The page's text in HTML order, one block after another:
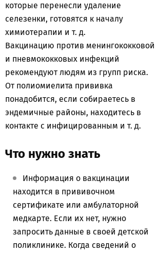
которые перенесли удаление
селезенки, готовятся к началу
химиотерапии и т. д.
Вакцинацию против менингококковой
и пневмококковых инфекций
рекомендуют людям из групп риска.
От полиомиелита прививка
понадобится, если собираетесь в
эндемичные районы, находитесь в
контакте с инфицированным и т. д.
Что нужно знать
Информация о вакцинации
находится в прививочном
сертификате или амбулаторной
медкарте. Если их нет, нужно
запросить данные в своей детской
поликлинике. Когда сведений о